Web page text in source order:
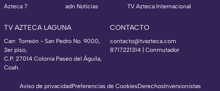
Azteca 7
adn Noticias
TV Azteca Internacional
TV AZTECA LAGUNA
Carr. Torreón - San Pedro No. 9000,
3er piso,
C.P. 27014 Colonia Paseo del Águila,
Coah.
CONTACTO
contacto@tvazteca.com
8717221314 | Conmutador
Aviso de privacidadPreferencias de CookiesDerechosInversionistas